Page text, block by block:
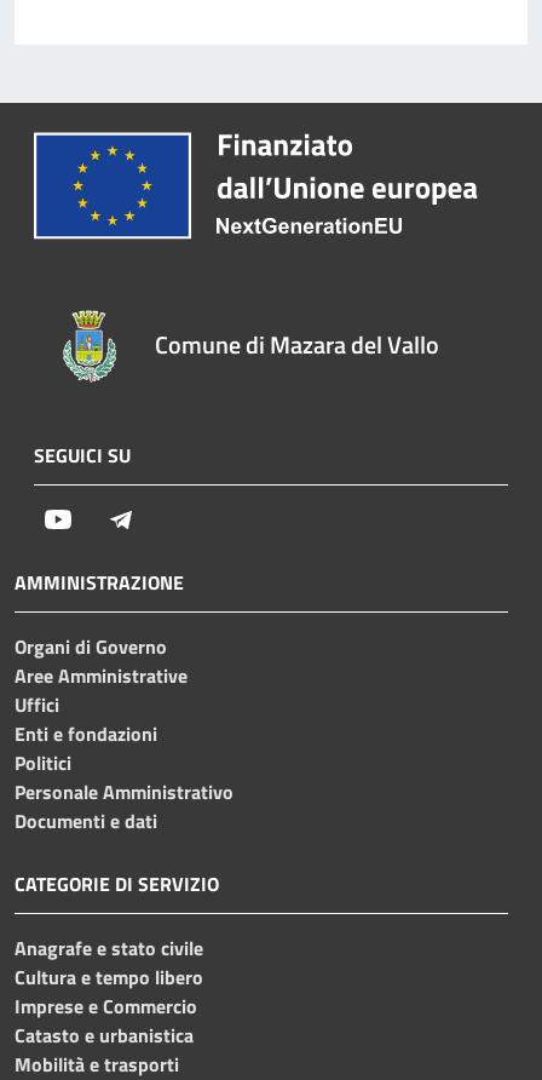
Comune di Mazara del Vallo
SEGUICI SU
Youtube
AMMINISTRAZIONE
Organi di Governo
Aree Amministrative
Uffici
Enti e fondazioni
Politici
Personale Amministrativo
Documenti e dati
CATEGORIE DI SERVIZIO
Anagrafe e stato civile
Cultura e tempo libero
Imprese e Commercio
Catasto e urbanistica
Mobilità e trasporti